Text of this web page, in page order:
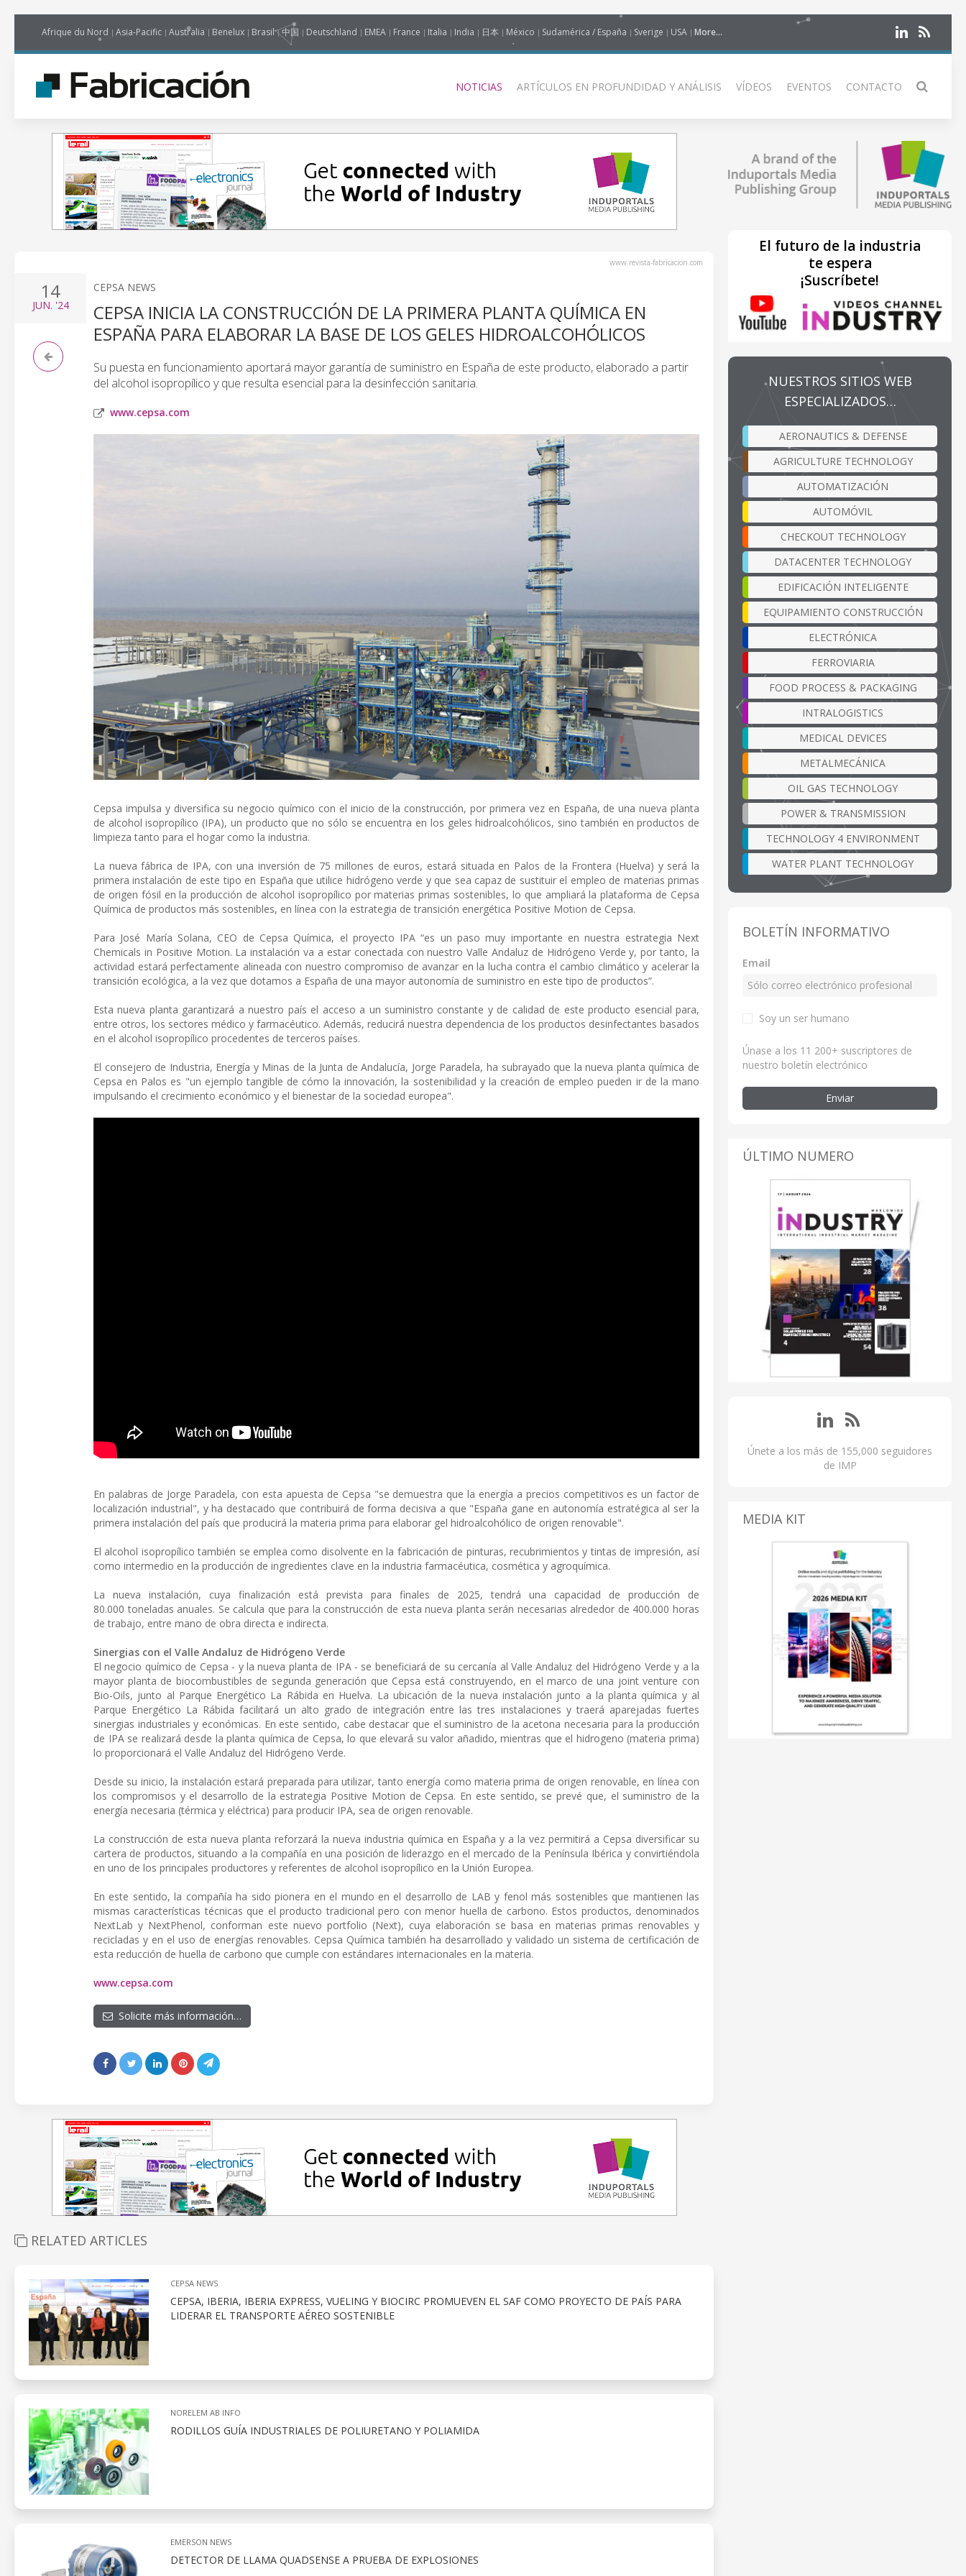
Afrique du Nord Asia-Pacific Australia Benelux Brasil 中国 Deutschland EMEA France Italia India 日本 México Sudamérica / España Sverige USA More...
NOTICIAS ARTÍCULOS EN PROFUNDIDAD Y ANÁLISIS VÍDEOS EVENTOS CONTACTO
www.revista-fabricacion.com
14
JUN. '24
CEPSA NEWS
CEPSA INICIA LA CONSTRUCCIÓN DE LA PRIMERA PLANTA QUÍMICA EN
ESPAÑA PARA ELABORAR LA BASE DE LOS GELES HIDROALCOHÓLICOS
Su puesta en funcionamiento aportará mayor garantía de suministro en España de este producto, elaborado a partir
del alcohol isopropílico y que resulta esencial para la desinfección sanitaria.
www.cepsa.com
Cepsa impulsa y diversifica su negocio químico con el inicio de la construcción, por primera vez en España, de una nueva planta
de alcohol isopropílico (IPA), un producto que no sólo se encuentra en los geles hidroalcohólicos, sino también en productos de
limpieza tanto para el hogar como la industria.
La nueva fábrica de IPA, con una inversión de 75 millones de euros, estará situada en Palos de la Frontera (Huelva) y será la
primera instalación de este tipo en España que utilice hidrógeno verde y que sea capaz de sustituir el empleo de materias primas
de origen fósil en la producción de alcohol isopropílico por materias primas sostenibles, lo que ampliará la plataforma de Cepsa
Química de productos más sostenibles, en línea con la estrategia de transición energética Positive Motion de Cepsa.
Para José María Solana, CEO de Cepsa Química, el proyecto IPA “es un paso muy importante en nuestra estrategia Next
Chemicals in Positive Motion. La instalación va a estar conectada con nuestro Valle Andaluz de Hidrógeno Verde y, por tanto, la
actividad estará perfectamente alineada con nuestro compromiso de avanzar en la lucha contra el cambio climático y acelerar la
transición ecológica, a la vez que dotamos a España de una mayor autonomía de suministro en este tipo de productos”.
Esta nueva planta garantizará a nuestro país el acceso a un suministro constante y de calidad de este producto esencial para,
entre otros, los sectores médico y farmacéutico. Además, reducirá nuestra dependencia de los productos desinfectantes basados
en el alcohol isopropílico procedentes de terceros países.
El consejero de Industria, Energía y Minas de la Junta de Andalucía, Jorge Paradela, ha subrayado que la nueva planta química de
Cepsa en Palos es "un ejemplo tangible de cómo la innovación, la sostenibilidad y la creación de empleo pueden ir de la mano
impulsando el crecimiento económico y el bienestar de la sociedad europea".
En palabras de Jorge Paradela, con esta apuesta de Cepsa "se demuestra que la energía a precios competitivos es un factor de
localización industrial", y ha destacado que contribuirá de forma decisiva a que "España gane en autonomía estratégica al ser la
primera instalación del país que producirá la materia prima para elaborar gel hidroalcohólico de origen renovable".
El alcohol isopropílico también se emplea como disolvente en la fabricación de pinturas, recubrimientos y tintas de impresión, así
como intermedio en la producción de ingredientes clave en la industria farmacéutica, cosmética y agroquímica.
La nueva instalación, cuya finalización está prevista para finales de 2025, tendrá una capacidad de producción de
80.000 toneladas anuales. Se calcula que para la construcción de esta nueva planta serán necesarias alrededor de 400.000 horas
de trabajo, entre mano de obra directa e indirecta.
Sinergias con el Valle Andaluz de Hidrógeno Verde
El negocio químico de Cepsa - y la nueva planta de IPA - se beneficiará de su cercanía al Valle Andaluz del Hidrógeno Verde y a la
mayor planta de biocombustibles de segunda generación que Cepsa está construyendo, en el marco de una joint venture con
Bio-Oils, junto al Parque Energético La Rábida en Huelva. La ubicación de la nueva instalación junto a la planta química y al
Parque Energético La Rábida facilitará un alto grado de integración entre las tres instalaciones y traerá aparejadas fuertes
sinergias industriales y económicas. En este sentido, cabe destacar que el suministro de la acetona necesaria para la producción
de IPA se realizará desde la planta química de Cepsa, lo que elevará su valor añadido, mientras que el hidrogeno (materia prima)
lo proporcionará el Valle Andaluz del Hidrógeno Verde.
Desde su inicio, la instalación estará preparada para utilizar, tanto energía como materia prima de origen renovable, en línea con
los compromisos y el desarrollo de la estrategia Positive Motion de Cepsa. En este sentido, se prevé que, el suministro de la
energía necesaria (térmica y eléctrica) para producir IPA, sea de origen renovable.
La construcción de esta nueva planta reforzará la nueva industria química en España y a la vez permitirá a Cepsa diversificar su
cartera de productos, situando a la compañía en una posición de liderazgo en el mercado de la Península Ibérica y convirtiéndola
en uno de los principales productores y referentes de alcohol isopropílico en la Unión Europea.
En este sentido, la compañía ha sido pionera en el mundo en el desarrollo de LAB y fenol más sostenibles que mantienen las
mismas características técnicas que el producto tradicional pero con menor huella de carbono. Estos productos, denominados
NextLab y NextPhenol, conforman este nuevo portfolio (Next), cuya elaboración se basa en materias primas renovables y
recicladas y en el uso de energías renovables. Cepsa Química también ha desarrollado y validado un sistema de certificación de
esta reducción de huella de carbono que cumple con estándares internacionales en la materia.
www.cepsa.com
Solicite más información…
RELATED ARTICLES
CEPSA NEWS
CEPSA, IBERIA, IBERIA EXPRESS, VUELING Y BIOCIRC PROMUEVEN EL SAF COMO PROYECTO DE PAÍS PARA
LIDERAR EL TRANSPORTE AÉREO SOSTENIBLE
NORELEM AB INFO
RODILLOS GUÍA INDUSTRIALES DE POLIURETANO Y POLIAMIDA
EMERSON NEWS
DETECTOR DE LLAMA QUADSENSE A PRUEBA DE EXPLOSIONES
El futuro de la industria
te espera
¡Suscríbete!
NUESTROS SITIOS WEB
ESPECIALIZADOS…
AERONAUTICS & DEFENSE
AGRICULTURE TECHNOLOGY
AUTOMATIZACIÓN
AUTOMÓVIL
CHECKOUT TECHNOLOGY
DATACENTER TECHNOLOGY
EDIFICACIÓN INTELIGENTE
EQUIPAMIENTO CONSTRUCCIÓN
ELECTRÓNICA
FERROVIARIA
FOOD PROCESS & PACKAGING
INTRALOGISTICS
MEDICAL DEVICES
METALMECÁNICA
OIL GAS TECHNOLOGY
POWER & TRANSMISSION
TECHNOLOGY 4 ENVIRONMENT
WATER PLANT TECHNOLOGY
BOLETÍN INFORMATIVO
Email
Soy un ser humano
Únase a los 11 200+ suscriptores de
nuestro boletín electrónico
Enviar
ÚLTIMO NUMERO
Únete a los más de 155,000 seguidores
de IMP
MEDIA KIT